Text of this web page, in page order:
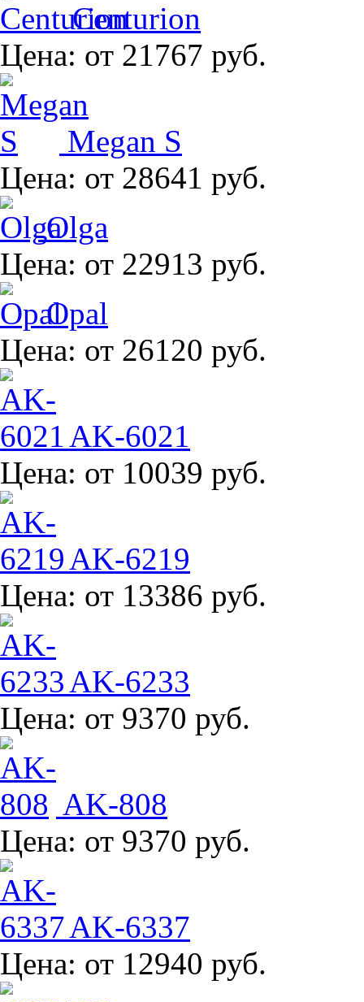
Centurion
Цена: от 21767 руб.
Megan S
Цена: от 28641 руб.
Olga
Цена: от 22913 руб.
Opal
Цена: от 26120 руб.
AK-6021
Цена: от 10039 руб.
AK-6219
Цена: от 13386 руб.
AK-6233
Цена: от 9370 руб.
AK-808
Цена: от 9370 руб.
AK-6337
Цена: от 12940 руб.